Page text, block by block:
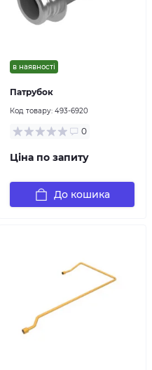
в наявності
Патрубок
Код товару: 493-6920
0
Ціна по запиту
До кошика